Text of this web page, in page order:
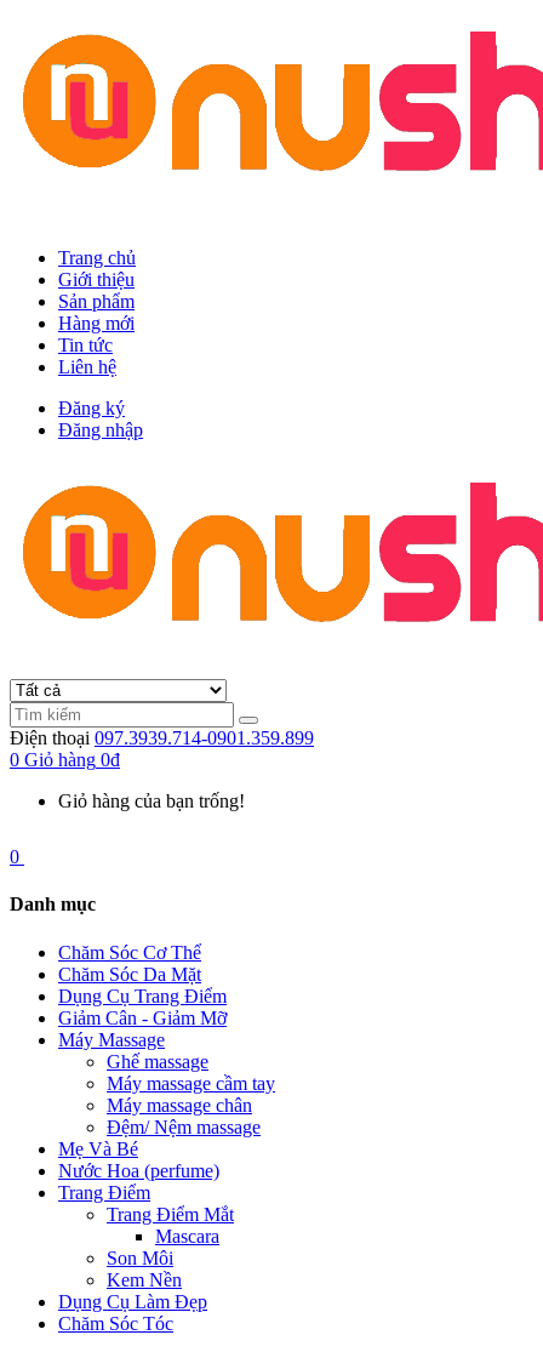
Trang chủ
Giới thiệu
Sản phẩm
Hàng mới
Tin tức
Liên hệ
Đăng ký
Đăng nhập
Điện thoại 097.3939.714-0901.359.899
0 Giỏ hàng 0đ
Giỏ hàng của bạn trống!
0
Danh mục
Chăm Sóc Cơ Thể
Chăm Sóc Da Mặt
Dụng Cụ Trang Điểm
Giảm Cân - Giảm Mỡ
Máy Massage
Ghế massage
Máy massage cầm tay
Máy massage chân
Đệm/ Nệm massage
Mẹ Và Bé
Nước Hoa (perfume)
Trang Điểm
Trang Điểm Mắt
Mascara
Son Môi
Kem Nền
Dụng Cụ Làm Đẹp
Chăm Sóc Tóc